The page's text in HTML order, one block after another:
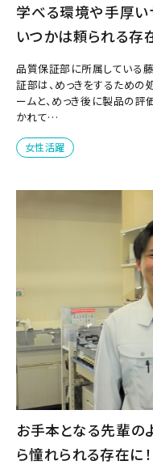
学べる環境や手厚い
いつかは頼られる存
品質保証部に所属している藤
証部は、めっきをするため
ームと、めっき後に製品の
かれて…
女性活躍
お手本となる先輩の
ら憧れられる存在に！